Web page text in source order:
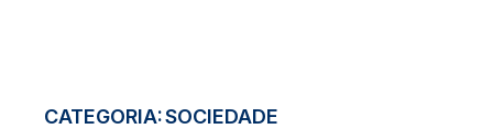
CATEGORIA:SOCIEDADE